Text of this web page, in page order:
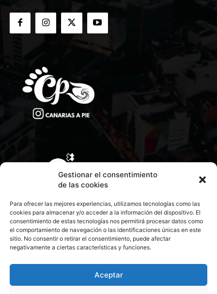
Gestionar el consentimiento
de las cookies
Para ofrecer las mejores experiencias, utilizamos tecnologías como las
cookies para almacenar y/o acceder a la información del dispositivo. El
consentimiento de estas tecnologías nos permitirá procesar datos como
el comportamiento de navegación o las identificaciones únicas en este
sitio. No consentir o retirar el consentimiento, puede afectar
negativamente a ciertas características y funciones.
Aceptar
CONTACTA CON NOSOTROS